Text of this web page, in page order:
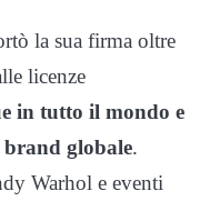
la sua firma oltre
licenze
in tutto il mondo e
globale.
Warhol e eventi